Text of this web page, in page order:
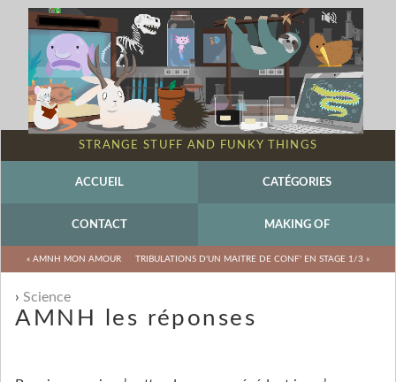
STRANGE STUFF AND FUNKY THINGS
ACCUEIL CATÉGORIES
CONTACT MAKING OF
« AMNH MON AMOUR TRIBULATIONS D'UN MAITRE DE CONF' EN STAGE 1/3 »
Science
AMNH les réponses